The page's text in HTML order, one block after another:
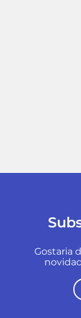
Gostaria